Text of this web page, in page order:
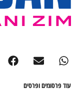
עוד פרסומים ופרסים